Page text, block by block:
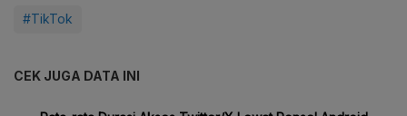
#TikTok
CEK JUGA DATA INI